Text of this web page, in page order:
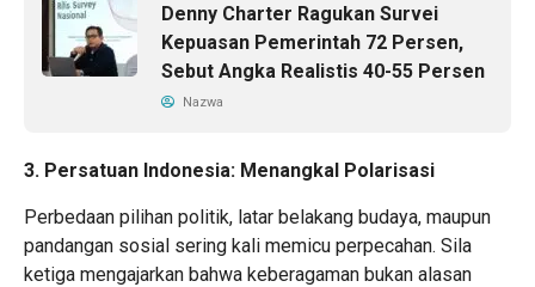
Denny Charter Ragukan Survei
Kepuasan Pemerintah 72 Persen,
Sebut Angka Realistis 40-55 Persen
Nazwa
3. Persatuan Indonesia: Menangkal Polarisasi
Perbedaan pilihan politik, latar belakang budaya, maupun
pandangan sosial sering kali memicu perpecahan. Sila
ketiga mengajarkan bahwa keberagaman bukan alasan